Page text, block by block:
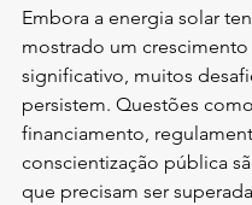
Embora a energia solar
mostrado um crescimento
significativo, muitos
persistem. Questões como
financiamento,
conscientização pública
que precisam ser